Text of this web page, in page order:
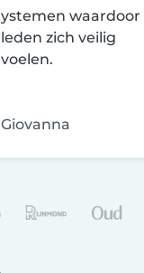
ystemen waardoor
leden zich veilig
voelen.
Giovanna